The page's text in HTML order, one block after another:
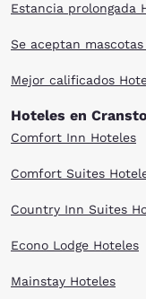
Estancia prolongada
Se aceptan
Mejor calificados
Hoteles en
Comfort Inn Hoteles
Comfort Suites
Country Inn Suites
Econo Lodge Hoteles
Mainstay Hoteles